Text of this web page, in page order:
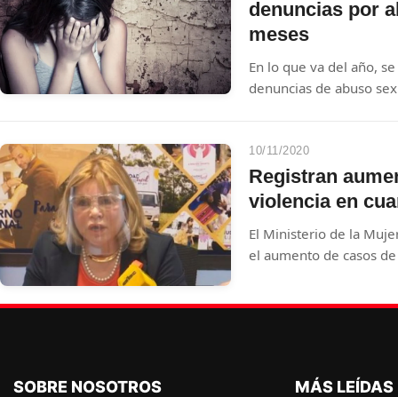
los Derechos Humanos
denuncias por
meses
En lo que va del año,
denuncias de abuso
entorno familiar.
10/11/2020
Registran
violencia en
El Ministerio de la
el aumento de casos
SOBRE NOSOTROS MÁS LEÍDAS